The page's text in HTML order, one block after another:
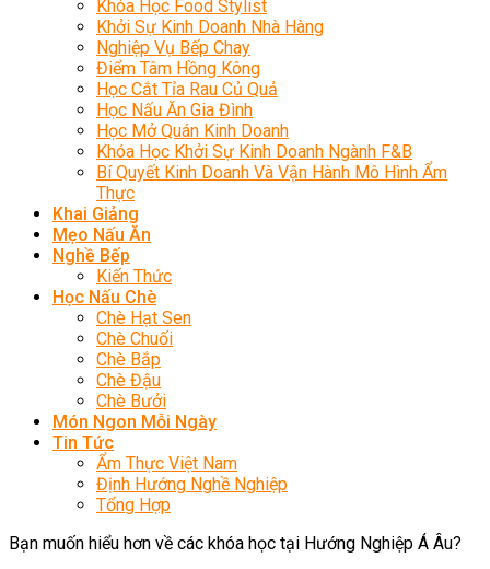
Khóa Học Food Stylist
Khởi Sự Kinh Doanh Nhà Hàng
Nghiệp Vụ Bếp Chay
Điểm Tâm Hồng Kông
Học Cắt Tỉa Rau Củ Quả
Học Nấu Ăn Gia Đình
Học Mở Quán Kinh Doanh
Khóa Học Khởi Sự Kinh Doanh Ngành F&B
Bí Quyết Kinh Doanh Và Vận Hành Mô Hình Ẩm
Thực
Khai Giảng
Mẹo Nấu Ăn
Nghề Bếp
Kiến Thức
Học Nấu Chè
Chè Hạt Sen
Chè Chuối
Chè Bắp
Chè Đậu
Chè Bưởi
Món Ngon Mỗi Ngày
Tin Tức
Ẩm Thực Việt Nam
Định Hướng Nghề Nghiệp
Tổng Hợp
Bạn muốn hiểu hơn về các khóa học tại Hướng Nghiệp Á Âu?